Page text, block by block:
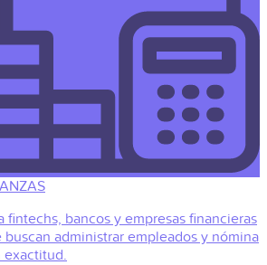
fintechs, bancos y empresas financieras
buscan administrar empleados y nómina
exactitud.